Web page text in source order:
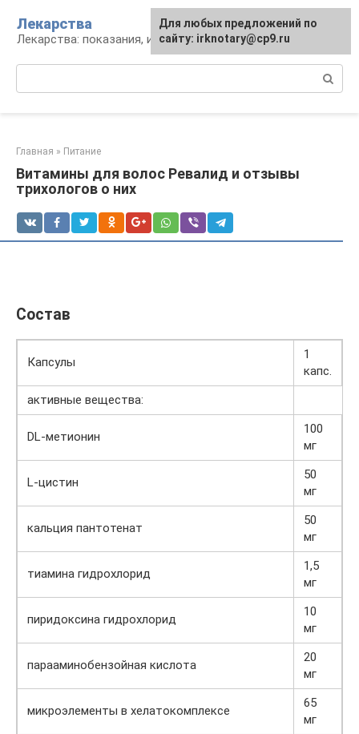
контенту
Лекарства
Лекарства: показания, инструкция, аналоги
Главная » Питание
Витамины для волос Ревалид и отзывы
трихологов о них
Состав
Капсулы
1
капс.
активные вещества:
DL-метионин
100
мг
L-цистин
50
мг
кальция пантотенат
50
мг
тиамина гидрохлорид
1,5
мг
пиридоксина гидрохлорид
10
мг
парааминобензойная кислота
20
мг
микроэлементы в хелатокомплексе
65
мг
Для любых предложений по
сайту: irknotary@cp9.ru